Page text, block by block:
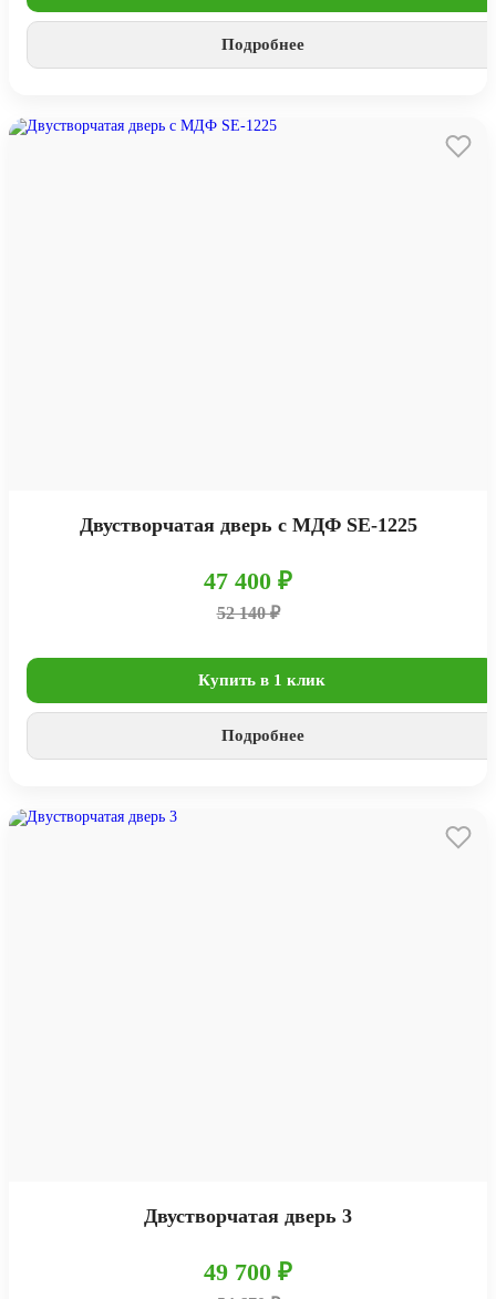
Подробнее
Двустворчатая дверь с МДФ SE-1225
47 400 ₽
52 140 ₽
Купить в 1 клик
Подробнее
Двустворчатая дверь 3
49 700 ₽